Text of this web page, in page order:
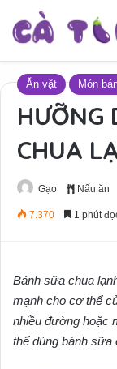
Ăn vặt Món
HƯỠNG
CHUA
Gạo Nấu ăn
7.370 1 phút
Bánh sữa chua
mạnh cho cơ thể
nhiều đường hoặc
thể dùng bánh sữa